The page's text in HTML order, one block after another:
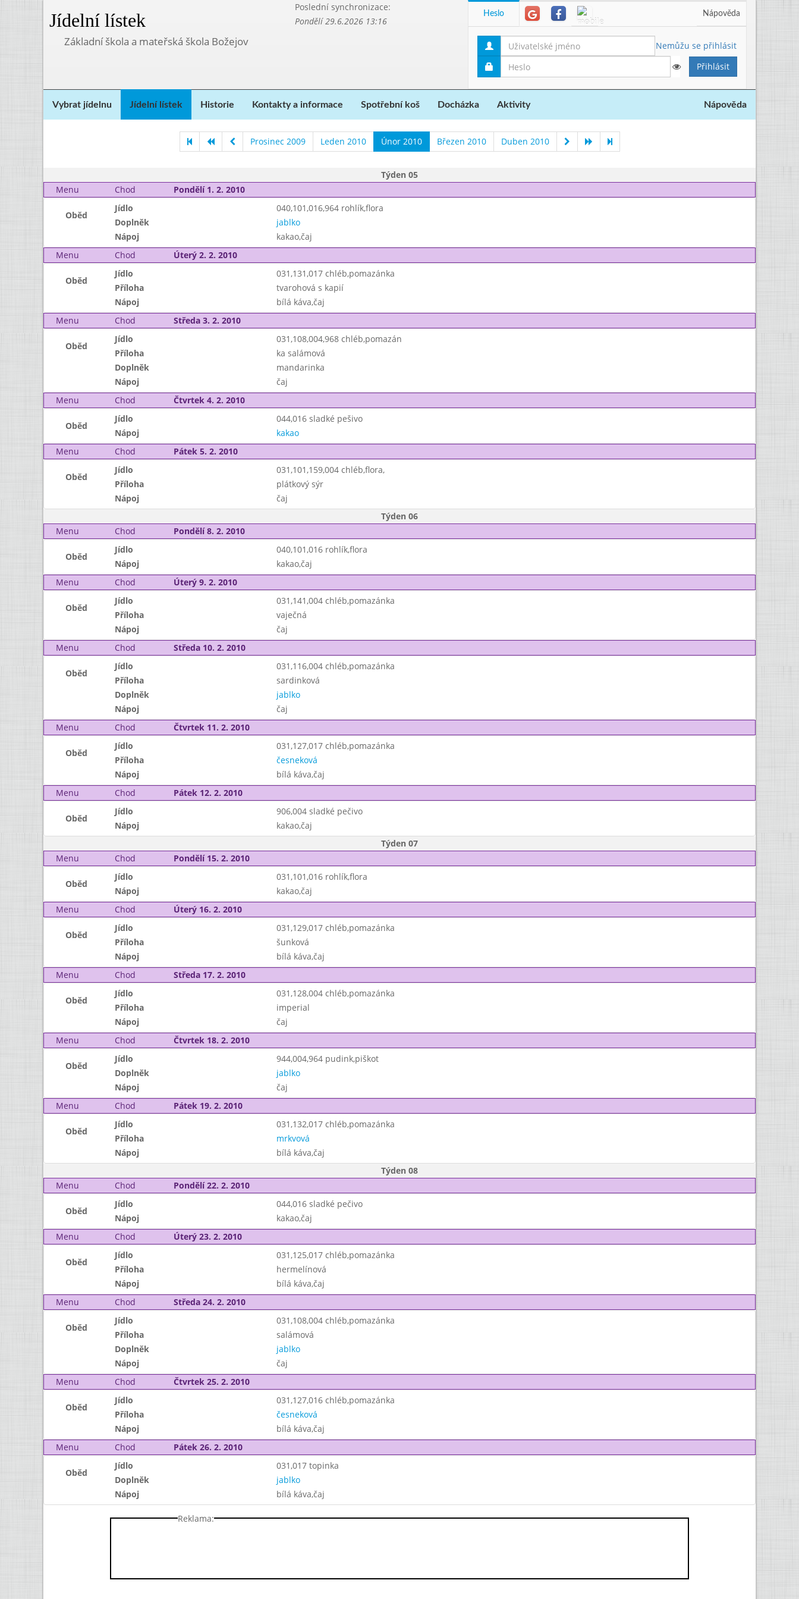
Jídelní lístek
Poslední synchronizace:
Pondělí 29.6.2026 13:16
Základní škola a mateřská škola Božejov
Heslo Nápověda
Nemůžu se přihlásit
Vybrat jídelnu Jídelní lístek Historie Kontakty a informace Spotřební koš Docházka Aktivity Nápověda
Prosinec 2009 Leden 2010 Únor 2010 Březen 2010 Duben 2010
Týden 05
Menu
Chod Pondělí 1. 2. 2010
Oběd
Jídlo
040,101,016,964 rohlík,flora
Doplněk
jablko
Nápoj
kakao,čaj
Menu
Chod Úterý 2. 2. 2010
Oběd
Jídlo
031,131,017 chléb,pomazánka
Příloha
tvarohová s kapií
Nápoj
bílá káva,čaj
Menu
Chod Středa 3. 2. 2010
Oběd
Jídlo
031,108,004,968 chléb,pomazán
Příloha
ka salámová
Doplněk
mandarinka
Nápoj
čaj
Menu
Chod Čtvrtek 4. 2. 2010
Oběd
Jídlo
044,016 sladké pešivo
Nápoj
kakao
Menu
Chod Pátek 5. 2. 2010
Oběd
Jídlo
031,101,159,004 chléb,flora,
Příloha
plátkový sýr
Nápoj
čaj
Týden 06
Menu
Chod Pondělí 8. 2. 2010
Oběd
Jídlo
040,101,016 rohlík,flora
Nápoj
kakao,čaj
Menu
Chod Úterý 9. 2. 2010
Oběd
Jídlo
031,141,004 chléb,pomazánka
Příloha
vaječná
Nápoj
čaj
Menu
Chod Středa 10. 2. 2010
Oběd
Jídlo
031,116,004 chléb,pomazánka
Příloha
sardinková
Doplněk
jablko
Nápoj
čaj
Menu
Chod Čtvrtek 11. 2. 2010
Oběd
Jídlo
031,127,017 chléb,pomazánka
Příloha
česneková
Nápoj
bílá káva,čaj
Menu
Chod Pátek 12. 2. 2010
Oběd
Jídlo
906,004 sladké pečivo
Nápoj
kakao,čaj
Týden 07
Menu
Chod Pondělí 15. 2. 2010
Oběd
Jídlo
031,101,016 rohlík,flora
Nápoj
kakao,čaj
Menu
Chod Úterý 16. 2. 2010
Oběd
Jídlo
031,129,017 chléb,pomazánka
Příloha
šunková
Nápoj
bílá káva,čaj
Menu
Chod Středa 17. 2. 2010
Oběd
Jídlo
031,128,004 chléb,pomazánka
Příloha
imperial
Nápoj
čaj
Menu
Chod Čtvrtek 18. 2. 2010
Oběd
Jídlo
944,004,964 pudink,piškot
Doplněk
jablko
Nápoj
čaj
Menu
Chod Pátek 19. 2. 2010
Oběd
Jídlo
031,132,017 chléb,pomazánka
Příloha
mrkvová
Nápoj
bílá káva,čaj
Týden 08
Menu
Chod Pondělí 22. 2. 2010
Oběd
Jídlo
044,016 sladké pečivo
Nápoj
kakao,čaj
Menu
Chod Úterý 23. 2. 2010
Oběd
Jídlo
031,125,017 chléb,pomazánka
Příloha
hermelínová
Nápoj
bílá káva,čaj
Menu
Chod Středa 24. 2. 2010
Oběd
Jídlo
031,108,004 chléb,pomazánka
Příloha
salámová
Doplněk
jablko
Nápoj
čaj
Menu
Chod Čtvrtek 25. 2. 2010
Oběd
Jídlo
031,127,016 chléb,pomazánka
Příloha
česneková
Nápoj
bílá káva,čaj
Menu
Chod Pátek 26. 2. 2010
Oběd
Jídlo
031,017 topinka
Doplněk
jablko
Nápoj
bílá káva,čaj
Reklama: